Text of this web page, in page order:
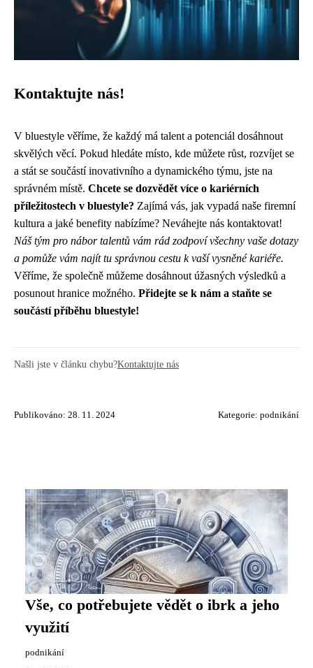
Kontaktujte nás!
V bluestyle věříme, že každý má talent a potenciál dosáhnout
skvělých věcí. Pokud hledáte místo, kde můžete růst, rozvíjet se
a stát se součástí inovativního a dynamického týmu, jste na
správném místě. Chcete se dozvědět více o kariérních
příležitostech v bluestyle? Zajímá vás, jak vypadá naše firemní
kultura a jaké benefity nabízíme? Neváhejte nás kontaktovat!
Náš tým pro nábor talentů vám rád zodpoví všechny vaše dotazy
a pomůže vám najít tu správnou cestu k vaší vysněné kariéře.
Věříme, že společně můžeme dosáhnout úžasných výsledků a
posunout hranice možného. Přidejte se k nám a staňte se
součástí příběhu bluestyle!
Našli jste v článku chybu?Kontaktujte nás
Publikováno: 28. 11. 2024 Kategorie: podnikání
Vše, co potřebujete vědět o ibrk a jeho
využití
podnikání